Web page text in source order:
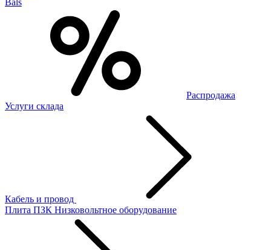
Bals
Распродажа
Услуги склада
Кабель и провод
Плита ПЗК Низковольтное оборудование